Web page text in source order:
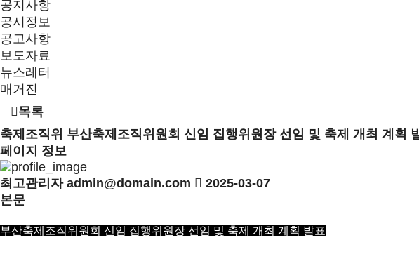
공지사항
공시정보
공고사항
보도자료
뉴스레터
매거진
목록
축제조직위 부산축제조직위원회 신임 집행위원장 선임 및 축제 개최 계획
페이지 정보
최고관리자 admin@domain.com
2025-03-07
본문
부산축제조직위원회 신임 집행위원장 선임 및 축제 개최 계획 발표